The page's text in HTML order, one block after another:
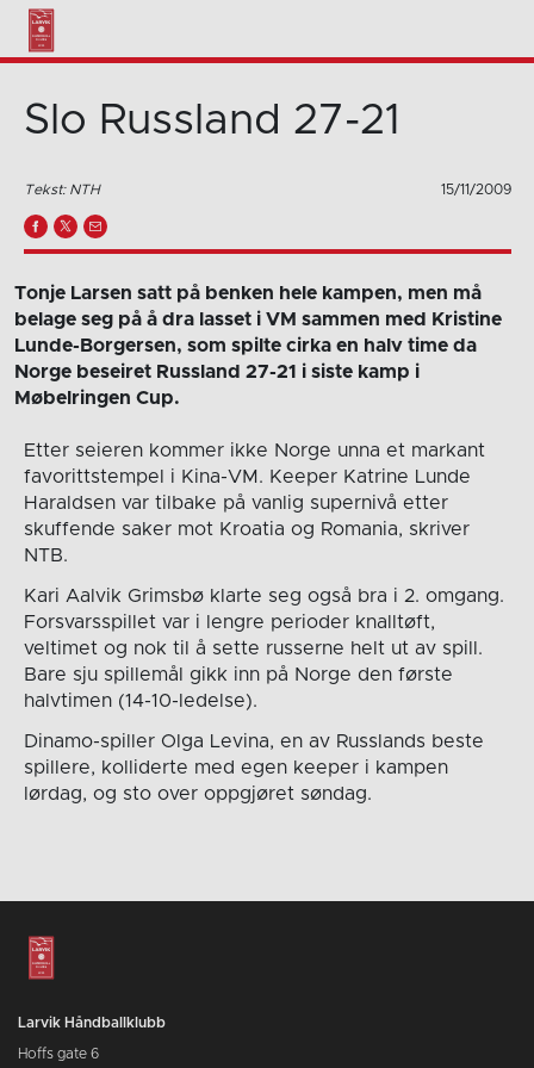
Slo Russland 27-21
Tekst: NTH 15/11/2009
Tonje Larsen satt på benken hele kampen, men må
belage seg på å dra lasset i VM sammen med Kristine
Lunde-Borgersen, som spilte cirka en halv time da
Norge beseiret Russland 27-21 i siste kamp i
Møbelringen Cup.
Etter seieren kommer ikke Norge unna et markant
favorittstempel i Kina-VM. Keeper Katrine Lunde
Haraldsen var tilbake på vanlig supernivå etter
skuffende saker mot Kroatia og Romania, skriver
NTB.
Kari Aalvik Grimsbø klarte seg også bra i 2. omgang.
Forsvarsspillet var i lengre perioder knalltøft,
veltimet og nok til å sette russerne helt ut av spill.
Bare sju spillemål gikk inn på Norge den første
halvtimen (14-10-ledelse).
Dinamo-spiller Olga Levina, en av Russlands beste
spillere, kolliderte med egen keeper i kampen
lørdag, og sto over oppgjøret søndag.
Larvik Håndballklubb
Hoffs gate 6